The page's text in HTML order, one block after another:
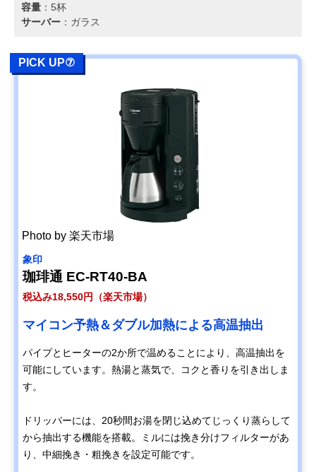
容量 ：5杯
サーバー ：ガラス
PICK UP⑦
Photo by 楽天市場
象印
珈琲通 EC-RT40-BA
税込み18,550円（楽天市場）
マイコン予熱＆ダブル加熱による高温抽出
パイプとヒーターの2か所で温めることにより、高温抽出を
可能にしています。熱湯と蒸気で、コクと香りを引き出しま
す。
ドリッパーには、20秒間お湯を閉じ込めてじっくり蒸らして
から抽出する機能を搭載。ミルには挽き分けフィルターがあ
り、中細挽き・粗挽きを設定可能です。